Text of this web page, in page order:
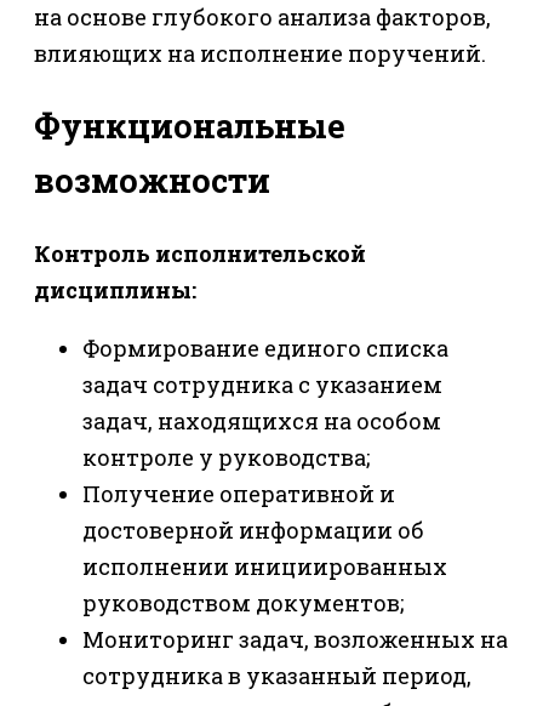
на основе глубокого анализа факторов,
влияющих на исполнение поручений.
Функциональные
возможности
Контроль исполнительской
дисциплины:
Формирование единого списка
задач сотрудника с указанием
задач, находящихся на особом
контроле у руководства;
Получение оперативной и
достоверной информации об
исполнении инициированных
руководством документов;
Мониторинг задач, возложенных на
сотрудника в указанный период,